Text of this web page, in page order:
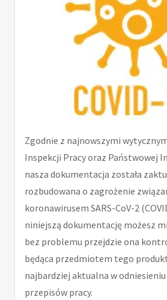
Zgodnie z najnowszymi
Inspekcji Pracy oraz Państwowej
nasza dokumentacja została
rozbudowana o zagrożenie
koronawirusem SARS-CoV-2
niniejszą dokumentację możesz
bez problemu przejdzie ona
będąca przedmiotem tego
najbardziej aktualna w
przepisów pracy.